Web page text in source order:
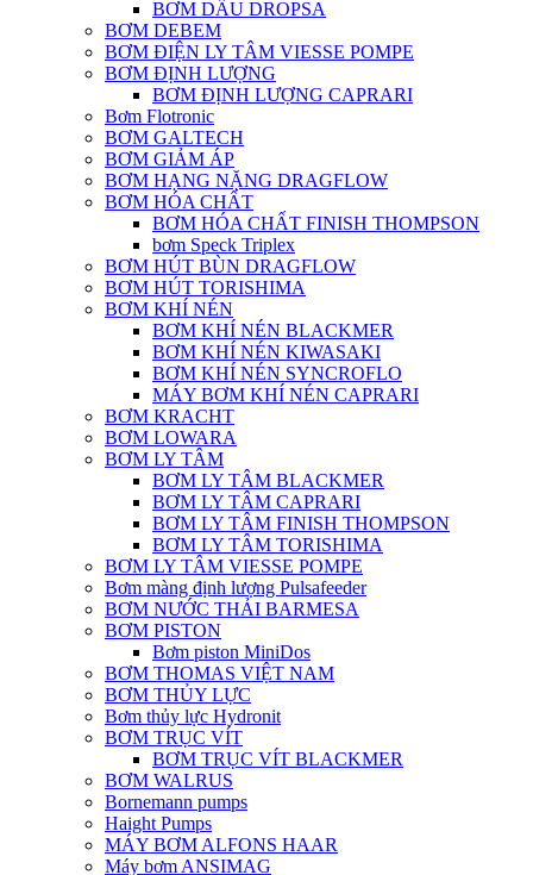
BƠM DẦU DROPSA
BƠM DEBEM
BƠM ĐIỆN LY TÂM VIESSE POMPE
BƠM ĐỊNH LƯỢNG
BƠM ĐỊNH LƯỢNG CAPRARI
Bơm Flotronic
BƠM GALTECH
BƠM GIẢM ÁP
BƠM HẠNG NẶNG DRAGFLOW
BƠM HÓA CHẤT
BƠM HÓA CHẤT FINISH THOMPSON
bơm Speck Triplex
BƠM HÚT BÙN DRAGFLOW
BƠM HÚT TORISHIMA
BƠM KHÍ NÉN
BƠM KHÍ NÉN BLACKMER
BƠM KHÍ NÉN KIWASAKI
BƠM KHÍ NÉN SYNCROFLO
MÁY BƠM KHÍ NÉN CAPRARI
BƠM KRACHT
BƠM LOWARA
BƠM LY TÂM
BƠM LY TÂM BLACKMER
BƠM LY TÂM CAPRARI
BƠM LY TÂM FINISH THOMPSON
BƠM LY TÂM TORISHIMA
BƠM LY TÂM VIESSE POMPE
Bơm màng định lượng Pulsafeeder
BƠM NƯỚC THẢI BARMESA
BƠM PISTON
Bơm piston MiniDos
BƠM THOMAS VIỆT NAM
BƠM THỦY LỰC
Bơm thủy lực Hydronit
BƠM TRỤC VÍT
BƠM TRỤC VÍT BLACKMER
BƠM WALRUS
Bornemann pumps
Haight Pumps
MÁY BƠM ALFONS HAAR
Máy bơm ANSIMAG